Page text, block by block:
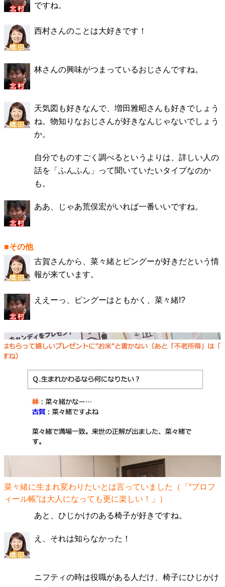
ですね。
西村さんのことは大好きです！
林さんの興味がつまっているおじさんですね。
天気図も好きなんで、増田雅昭さんも好きでしょう
ね。物知りなおじさんが好きなんじゃないでしょう
か。
自分でものすごく調べるというよりは、詳しい人の
話を「ふんふん」って聞いていたいタイプなのか
も。
ああ、じゃあ荒俣宏がいれば一番いいですね。
■その他
古賀さんから、菜々緒とピングーが好きだという情
報が来ています。
ええーっ、ピングーはともかく、菜々緒!?
菜々緒に生まれ変わりたいとは言っていました（「 “プロフ
ィール帳”は大人になっても更に楽しい！
」）
あと、ひじかけのある椅子が好きですね。
え、それは知らなかった！
ニフティの時は役職がある人だけ、椅子にひじかけ